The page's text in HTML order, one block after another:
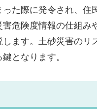
た際に発令され、住
危険度情報の仕組み
ます。土砂災害のリ
となります。